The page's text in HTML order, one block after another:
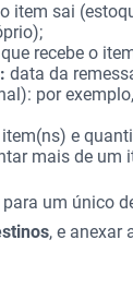
item sai
recebe o
data da
por
item(ns) e
mais de um
um único
, e anexar